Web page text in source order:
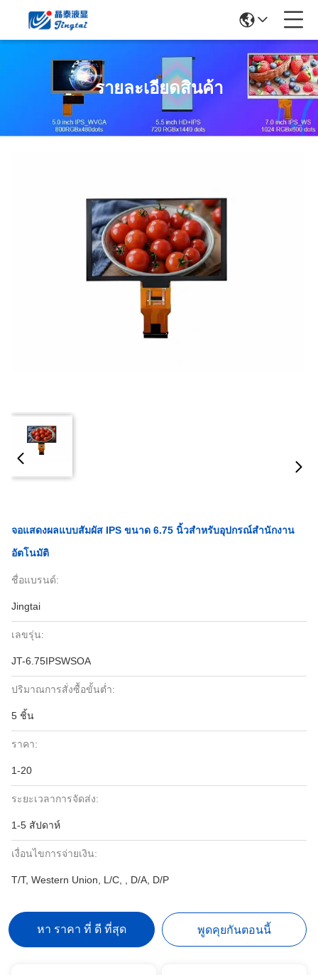
รายละเอียดสินค้า
จอแสดงผลแบบสัมผัส IPS ขนาด 6.75 นิ้วสำหรับอุปกรณ์สำนักงาน
อัตโนมัติ
ชื่อแบรนด์:
Jingtai
เลขรุ่น:
JT-6.75IPSWSOA
ปริมาณการสั่งซื้อขั้นต่ำ:
5 ชิ้น
ราคา:
1-20
ระยะเวลาการจัดส่ง:
1-5 สัปดาห์
เงื่อนไขการจ่ายเงิน:
T/T, Western Union, L/C, , D/A, D/P
หา ราคา ที่ ดี ที่สุด พูดคุยกันตอนนี้